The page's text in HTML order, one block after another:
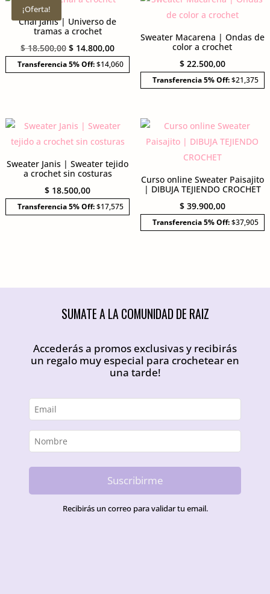
¡Oferta!
Chal Janis | Universo de
tramas a crochet
$18.500,00 El
precio
$ 14.800,00El
precio
Transferencia 5% Off:$14,060
Sweater Macarena | Ondas de
color a crochet
$22.500,00
Transferencia 5% Off:$21,375
Sweater Janis | Sweater tejido
a crochet sin costuras
$ 18.500,00
Transferencia 5% Off:$17,575
Curso online Sweater Paisajito
| DIBUJA TEJIENDO CROCHET
$39.900,00
Transferencia 5% Off:$37,905
SUMATE A LA COMUNIDAD DE RAIZ
Accederás a promos exclusivas y recibirás
un regalo muy especial para crochetear en
una tarde!
Suscribirme
Recibirás un correo para validar tu email.